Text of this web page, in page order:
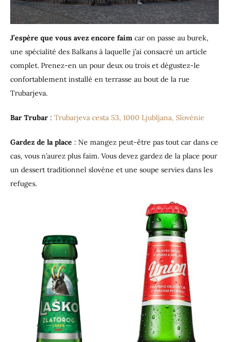
J’espère que vous avez encore faim car on passe au burek,
une spécialité des Balkans à laquelle j’ai consacré un article
complet. Prenez-en un pour deux ou trois et dégustez-le
confortablement installé en terrasse au bout de la rue
Trubarjeva.
Bar Trubar : Trubarjeva cesta 53, 1000 Ljubljana, Slovénie
Gardez de la place : Ne mangez peut-être pas tout car dans ce
cas, vous n’aurez plus faim. Vous devez gardez de la place pour
un dessert traditionnel slovène et une soupe servies dans les
refuges.